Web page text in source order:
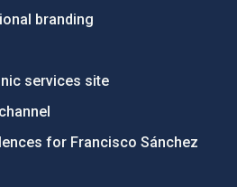
branding
services site
for Francisco Sánchez